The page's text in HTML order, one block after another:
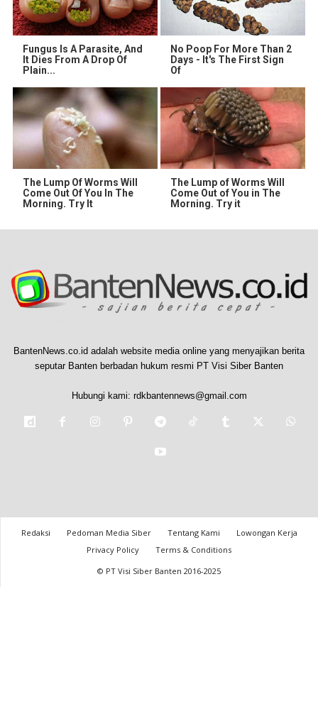
Fungus Is A Parasite, And
It Dies From A Drop Of
Plain...
No Poop For More Than 2
Days - It's The First Sign
Of
The Lump Of Worms Will
Come Out Of You In The
Morning. Try It
The Lump of Worms Will
Come Out of You in The
Morning. Try it
BantenNews.co.id adalah website media online yang menyajikan berita
seputar Banten berbadan hukum resmi PT Visi Siber Banten
Hubungi kami: rdkbantennews@gmail.com
Redaksi Pedoman Media Siber Tentang Kami
Lowongan Kerja
Privacy Policy
Terms & Conditions
© PT Visi Siber Banten 2016-2025